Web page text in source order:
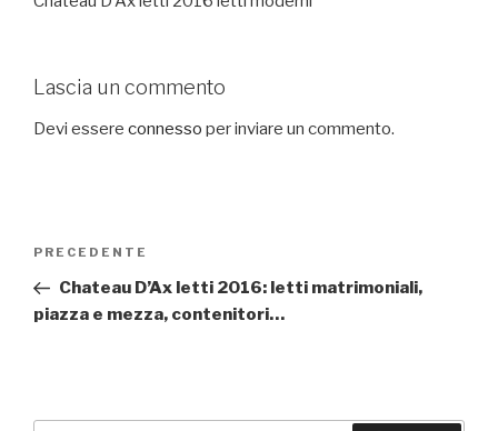
Lascia un commento
Devi essere connesso per inviare un commento.
Navigazione
Articolo
precedente:
PRECEDENTE
Chateau D’Ax letti 2016: letti matrimoniali,
piazza e mezza, contenitori…